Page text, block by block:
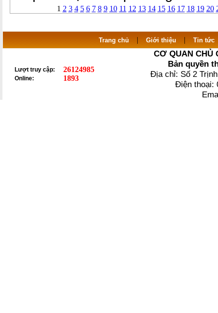
1 2 3 4 5 6 7 8 9 10 11 12 13 14 15 16 17 18 19 20
Trang chủ | Giới thiệu | Tin tức
Lượt truy cập: 26124985
Online: 1893
CƠ QUAN CHỦ
Bản quyền
Địa chỉ: Số 2
Điện